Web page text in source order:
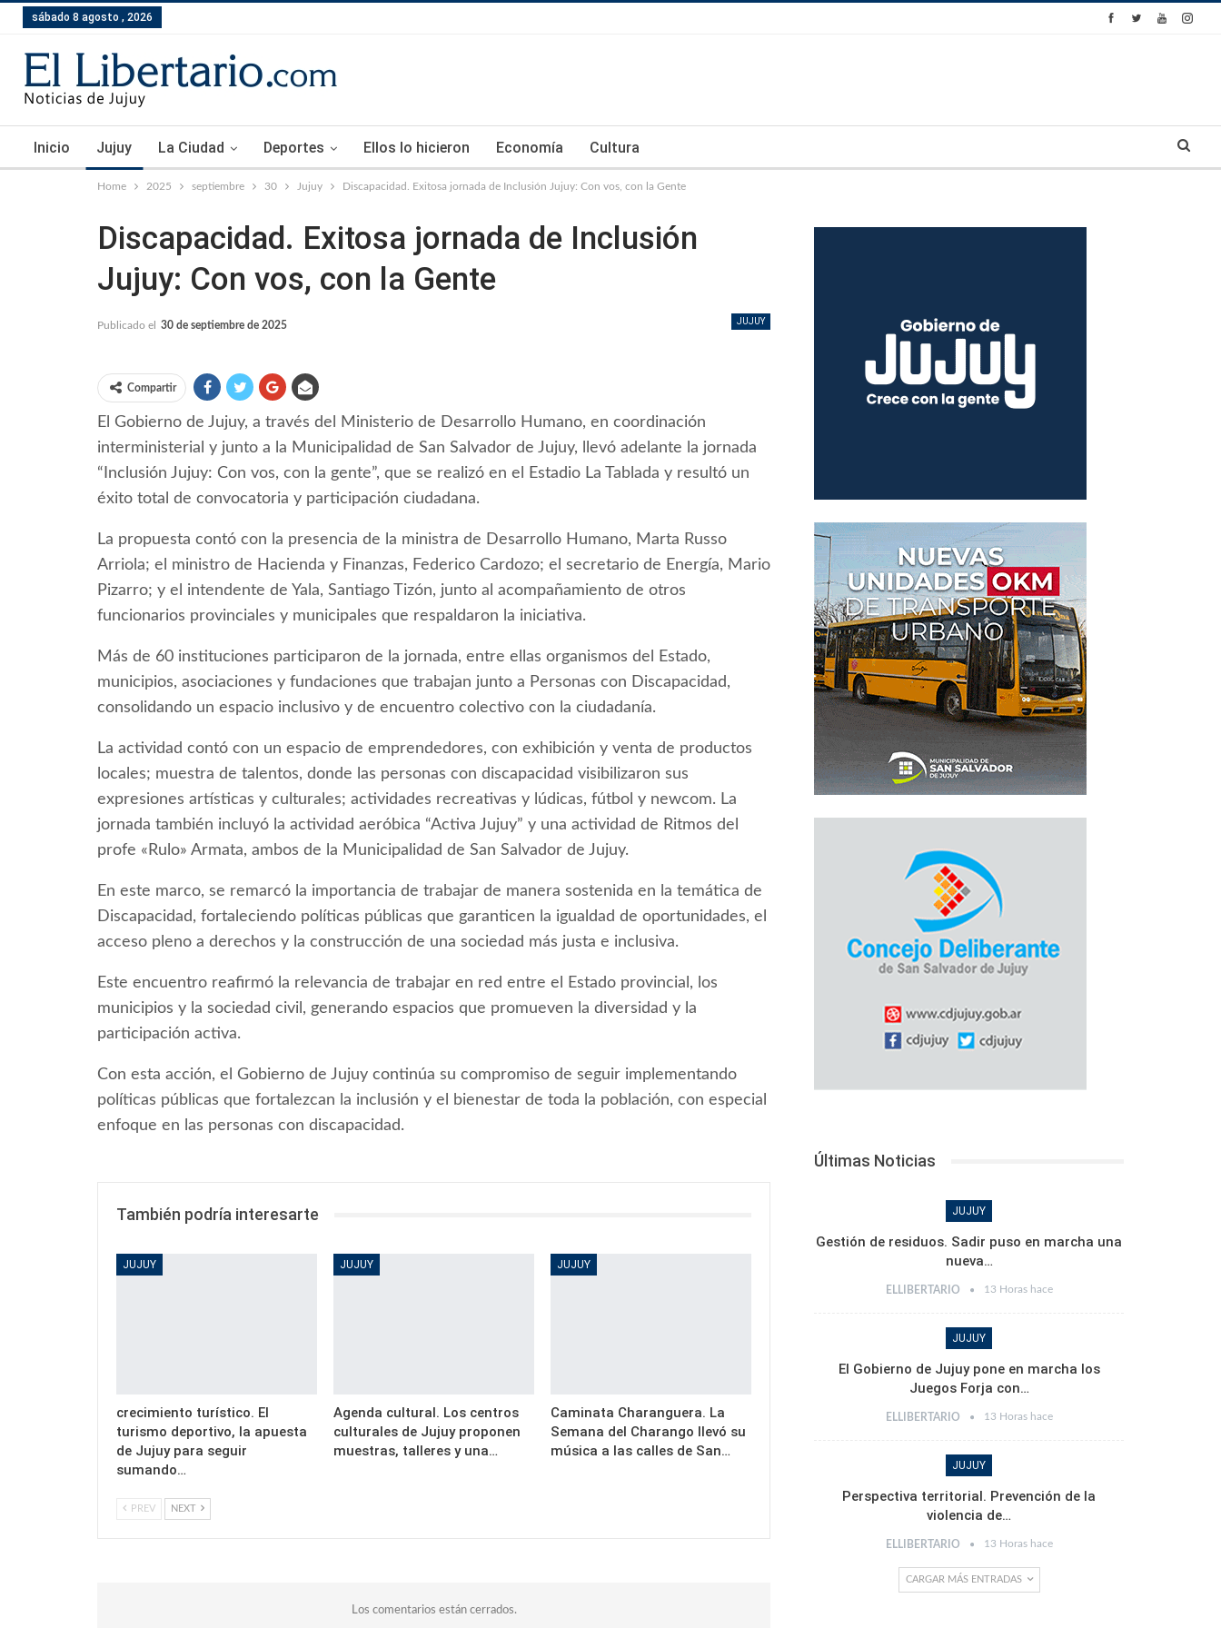
sábado 8 agosto , 2026
Inicio Jujuy La Ciudad Deportes Ellos lo hicieron Economía Cultura
Home 2025 septiembre 30 Jujuy Discapacidad. Exitosa jornada de Inclusión Jujuy: Con vos, con la Gente
Discapacidad. Exitosa jornada de Inclusión
Jujuy: Con vos, con la Gente
JUJUY
Publicado el 30 de septiembre de 2025
Compartir
El Gobierno de Jujuy, a través del Ministerio de Desarrollo Humano, en coordinación
interministerial y junto a la Municipalidad de San Salvador de Jujuy, llevó adelante la jornada
“Inclusión Jujuy: Con vos, con la gente”, que se realizó en el Estadio La Tablada y resultó un
éxito total de convocatoria y participación ciudadana.
La propuesta contó con la presencia de la ministra de Desarrollo Humano, Marta Russo
Arriola; el ministro de Hacienda y Finanzas, Federico Cardozo; el secretario de Energía, Mario
Pizarro; y el intendente de Yala, Santiago Tizón, junto al acompañamiento de otros
funcionarios provinciales y municipales que respaldaron la iniciativa.
Más de 60 instituciones participaron de la jornada, entre ellas organismos del Estado,
municipios, asociaciones y fundaciones que trabajan junto a Personas con Discapacidad,
consolidando un espacio inclusivo y de encuentro colectivo con la ciudadanía.
La actividad contó con un espacio de emprendedores, con exhibición y venta de productos
locales; muestra de talentos, donde las personas con discapacidad visibilizaron sus
expresiones artísticas y culturales; actividades recreativas y lúdicas, fútbol y newcom. La
jornada también incluyó la actividad aeróbica “Activa Jujuy” y una actividad de Ritmos del
profe «Rulo» Armata, ambos de la Municipalidad de San Salvador de Jujuy.
En este marco, se remarcó la importancia de trabajar de manera sostenida en la temática de
Discapacidad, fortaleciendo políticas públicas que garanticen la igualdad de oportunidades, el
acceso pleno a derechos y la construcción de una sociedad más justa e inclusiva.
Este encuentro reafirmó la relevancia de trabajar en red entre el Estado provincial, los
municipios y la sociedad civil, generando espacios que promueven la diversidad y la
participación activa.
Con esta acción, el Gobierno de Jujuy continúa su compromiso de seguir implementando
políticas públicas que fortalezcan la inclusión y el bienestar de toda la población, con especial
enfoque en las personas con discapacidad.
También podría interesarte
JUJUY
crecimiento turístico. El
turismo deportivo, la apuesta
de Jujuy para seguir
sumando…
JUJUY
Agenda cultural. Los centros
culturales de Jujuy proponen
muestras, talleres y una…
JUJUY
Caminata Charanguera. La
Semana del Charango llevó su
música a las calles de San…
PREV NEXT
Los comentarios están cerrados.
Últimas Noticias
JUJUY
Gestión de residuos. Sadir puso en marcha una
nueva…
ELLIBERTARIO 13 Horas hace
JUJUY
El Gobierno de Jujuy pone en marcha los
Juegos Forja con…
ELLIBERTARIO 13 Horas hace
JUJUY
Perspectiva territorial. Prevención de la
violencia de…
ELLIBERTARIO 13 Horas hace
CARGAR MÁS ENTRADAS